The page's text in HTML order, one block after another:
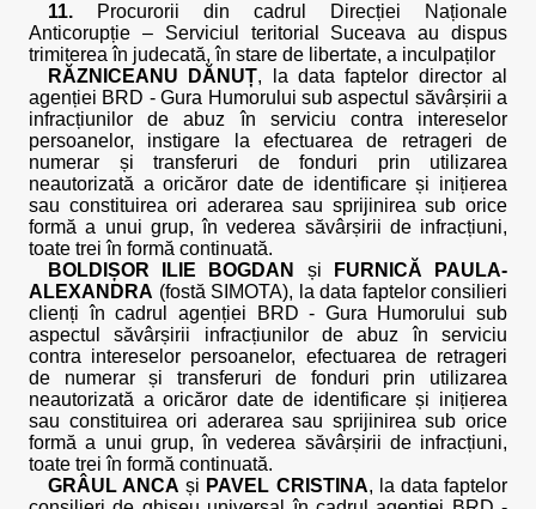
11. Procurorii din cadrul Direcției Naționale
Anticorupție – Serviciul teritorial Suceava au dispus
trimiterea în judecată, în stare de libertate, a inculpaților
RĂZNICEANU DĂNUȚ, la data faptelor director al
agenției BRD - Gura Humorului sub aspectul săvârșirii a
infracțiunilor de abuz în serviciu contra intereselor
persoanelor, instigare la efectuarea de retrageri de
numerar și transferuri de fonduri prin utilizarea
neautorizată a oricăror date de identificare și inițierea
sau constituirea ori aderarea sau sprijinirea sub orice
formă a unui grup, în vederea săvârșirii de infracțiuni,
toate trei în formă continuată.
BOLDIȘOR ILIE BOGDAN
și
FURNICĂ PAULA-
ALEXANDRA (fostă SIMOTA), la data faptelor consilieri
clienți în cadrul agenției BRD - Gura Humorului sub
aspectul săvârșirii infracțiunilor de abuz în serviciu
contra intereselor persoanelor, efectuarea de retrageri
de numerar și transferuri de fonduri prin utilizarea
neautorizată a oricăror date de identificare și inițierea
sau constituirea ori aderarea sau sprijinirea sub orice
formă a unui grup, în vederea săvârșirii de infracțiuni,
toate trei în formă continuată.
GRÂUL ANCA și PAVEL CRISTINA, la data faptelor